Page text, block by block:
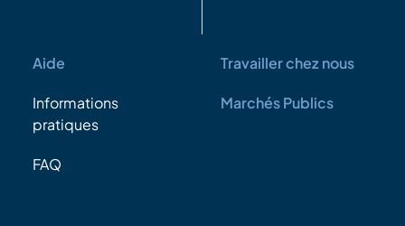
Aide
Informations
pratiques
FAQ
Travailler chez nous
Marchés Publics